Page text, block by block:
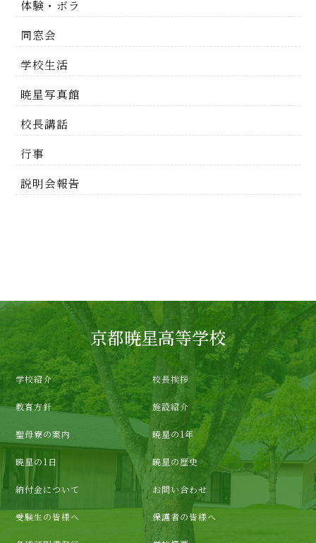
体験・ボラ
同窓会
学校生活
暁星写真館
校長講話
行事
説明会報告
京都暁星高等学校
学校紹介 校長挨拶
教育方針 施設紹介
聖母寮の案内 暁星の1年
暁星の1日 暁星の歴史
納付金について お問い合わせ
受験生の皆様へ 保護者の皆様へ